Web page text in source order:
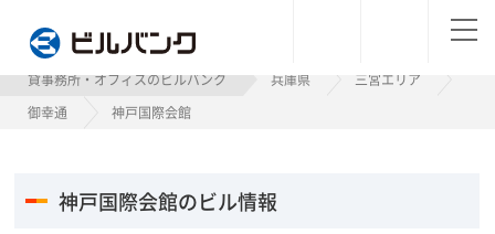
貸事務所・オフィスのビルバンク 兵庫県
三宮エリア
御幸通
神戸国際会館
神戸国際会館のビル情報